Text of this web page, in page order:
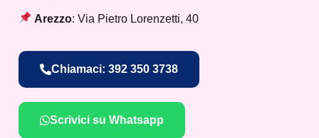
Arezzo: Via Pietro Lorenzetti, 40
Chiamaci: 392 350 3738
Scrivici su Whatsapp